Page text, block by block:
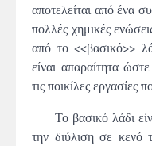
αποτελείται από ένα
πολλές χημικές
από το <<βασικό>>
είναι απαραίτητα
τις ποικίλες εργασίες
Το βασικό λάδι
την διύλιση σε κενό